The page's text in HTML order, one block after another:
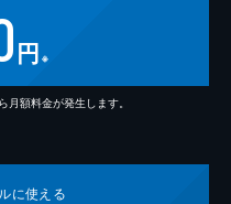
円 ※
額料金が発生します。
に使える